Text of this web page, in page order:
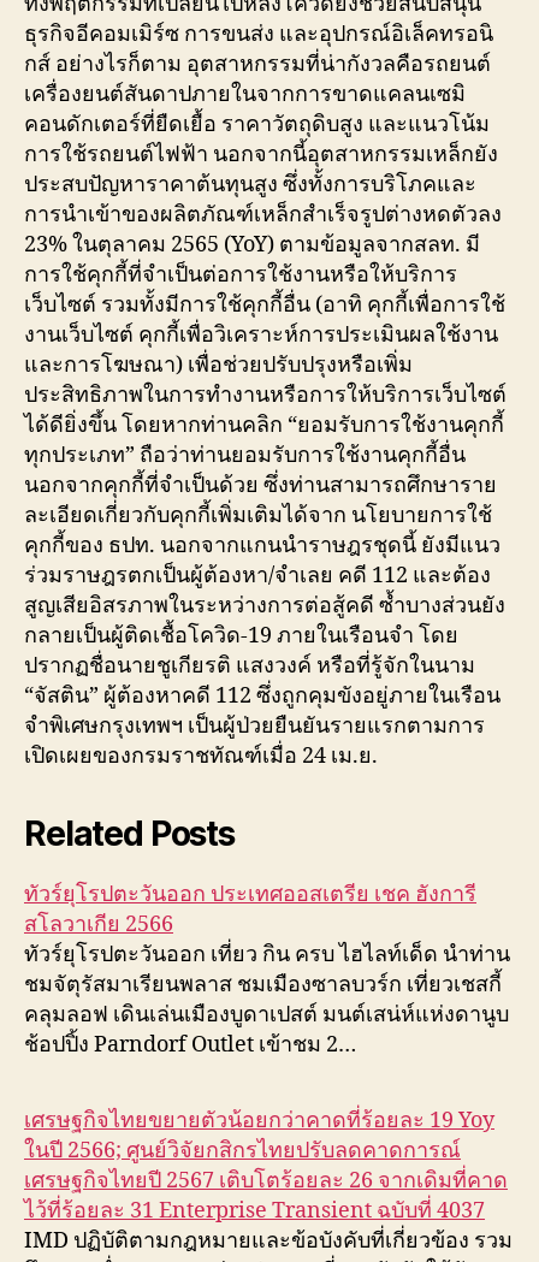
ธุรกิจอีคอมเมิร์ซ การขนส่ง และอุปกรณ์อิเล็คทรอนิ
กส์ อย่างไรก็ตาม อุตสาหกรรมที่น่ากังวลคือรถยนต์
เครื่องยนต์สันดาปภายในจากการขาดแคลนเซมิ
คอนดักเตอร์ที่ยืดเยื้อ ราคาวัตถุดิบสูง และแนวโน้ม
การใช้รถยนต์ไฟฟ้า นอกจากนี้อุตสาหกรรมเหล็กยัง
ประสบปัญหาราคาต้นทุนสูง ซึ่งทั้งการบริโภคและ
การนำเข้าของผลิตภัณฑ์เหล็กสำเร็จรูปต่างหดตัวลง
23% ในตุลาคม 2565 (YoY) ตามข้อมูลจากสลท. มี
การใช้คุกกี้ที่จำเป็นต่อการใช้งานหรือให้บริการ
เว็บไซต์ รวมทั้งมีการใช้คุกกี้อื่น (อาทิ คุกกี้เพื่อการใช้
งานเว็บไซต์ คุกกี้เพื่อวิเคราะห์การประเมินผลใช้งาน
และการโฆษณา) เพื่อช่วยปรับปรุงหรือเพิ่ม
ประสิทธิภาพในการทำงานหรือการให้บริการเว็บไซต์
ได้ดียิ่งขึ้น โดยหากท่านคลิก “ยอมรับการใช้งานคุกกี้
ทุกประเภท” ถือว่าท่านยอมรับการใช้งานคุกกี้อื่น
นอกจากคุกกี้ที่จำเป็นด้วย ซึ่งท่านสามารถศึกษาราย
ละเอียดเกี่ยวกับคุกกี้เพิ่มเติมได้จาก นโยบายการใช้
คุกกี้ของ ธปท. นอกจากแกนนำราษฎรชุดนี้ ยังมีแนว
ร่วมราษฎรตกเป็นผู้ต้องหา/จำเลย คดี 112 และต้อง
สูญเสียอิสรภาพในระหว่างการต่อสู้คดี ซ้ำบางส่วนยัง
กลายเป็นผู้ติดเชื้อโควิด-19 ภายในเรือนจำ โดย
ปรากฏชื่อนายชูเกียรติ แสงวงค์ หรือที่รู้จักในนาม
“จัสติน” ผู้ต้องหาคดี 112 ซึ่งถูกคุมขังอยู่ภายในเรือน
จำพิเศษกรุงเทพฯ เป็นผู้ป่วยยืนยันรายแรกตามการ
เปิดเผยของกรมราชทัณฑ์เมื่อ 24 เม.ย.
Related Posts
ทัวร์ยุโรปตะวันออก ประเทศออสเตรีย เชค ฮังการี
สโลวาเกีย 2566
ทัวร์ยุโรปตะวันออก เที่ยว กิน ครบ ไฮไลท์เด็ด นำท่าน
ชมจัตุรัสมาเรียนพลาส ชมเมืองซาลบวร์ก เที่ยวเชสกี้
คลุมลอฟ เดินเล่นเมืองบูดาเปสต์ มนต์เสน่ห์แห่งดานูบ
ช้อปปิ้ง Parndorf Outlet เข้าชม 2…
เศรษฐกิจไทยขยายตัวน้อยกว่าคาดที่ร้อยละ 19 Yoy
ในปี 2566; ศูนย์วิจัยกสิกรไทยปรับลดคาดการณ์
เศรษฐกิจไทยปี 2567 เติบโตร้อยละ 26 จากเดิมที่คาด
ไว้ที่ร้อยละ 31 Enterprise Transient ฉบับที่ 4037
IMD ปฏิบัติตามกฎหมายและข้อบังคับที่เกี่ยวข้อง รวม